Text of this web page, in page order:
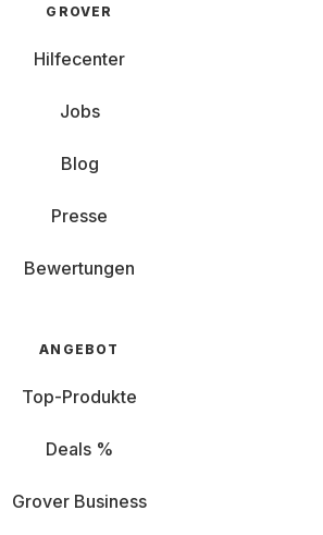
GROVER
Hilfecenter
Jobs
Blog
Presse
Bewertungen
ANGEBOT
Top-Produkte
Deals %
Grover Business